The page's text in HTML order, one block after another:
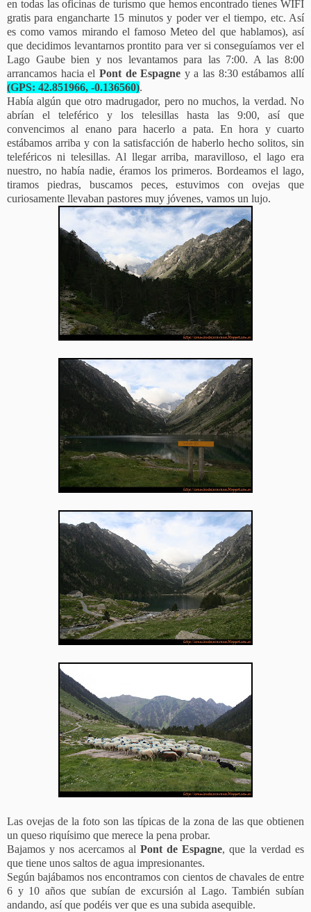
en todas las oficinas de turismo que hemos encontrado tienes WIFI
gratis para engancharte 15 minutos y poder ver el tiempo, etc. Así
es como vamos mirando el famoso Meteo del que hablamos), así
que decidimos levantarnos prontito para ver si conseguíamos ver el
Lago Gaube bien y nos levantamos para las 7:00. A las 8:00
arrancamos hacia el Pont de Espagne y a las 8:30 estábamos allí
(GPS: 42.851966, -0.136560).
Había algún que otro madrugador, pero no muchos, la verdad. No
abrían el teleférico y los telesillas hasta las 9:00, así que
convencimos al enano para hacerlo a pata. En hora y cuarto
estábamos arriba y con la satisfacción de haberlo hecho solitos, sin
teleféricos ni telesillas. Al llegar arriba, maravilloso, el lago era
nuestro, no había nadie, éramos los primeros. Bordeamos el lago,
tiramos piedras, buscamos peces, estuvimos con ovejas que
curiosamente llevaban pastores muy jóvenes, vamos un lujo.
Las ovejas de la foto son las típicas de la zona de las que obtienen
un queso riquísimo que merece la pena probar.
Bajamos y nos acercamos al Pont de Espagne, que la verdad es
que tiene unos saltos de agua impresionantes.
Según bajábamos nos encontramos con cientos de chavales de entre
6 y 10 años que subían de excursión al Lago. También subían
andando, así que podéis ver que es una subida asequible.